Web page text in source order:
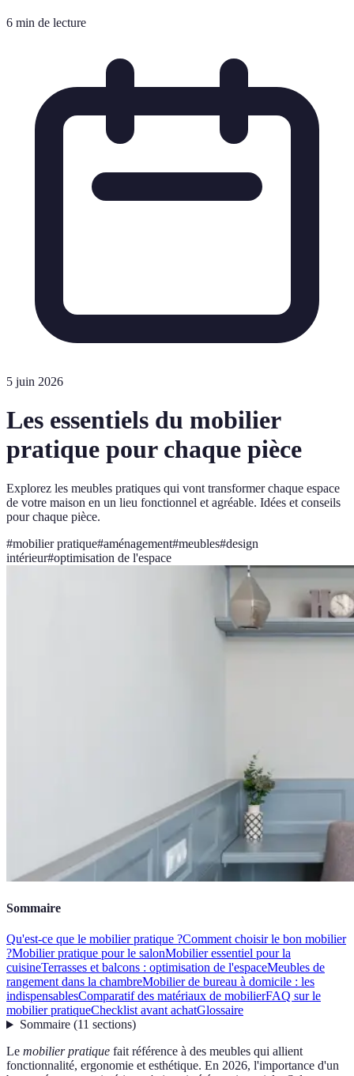
6 min de lecture
5 juin 2026
Les essentiels du mobilier
pratique pour chaque pièce
Explorez les meubles pratiques qui vont transformer chaque espace
de votre maison en un lieu fonctionnel et agréable. Idées et conseils
pour chaque pièce.
#mobilier pratique#aménagement#meubles#design
intérieur#optimisation de l'espace
Sommaire
Qu'est-ce que le mobilier pratique ?Comment choisir le bon mobilier
?Mobilier pratique pour le salonMobilier essentiel pour la
cuisineTerrasses et balcons : optimisation de l'espaceMeubles de
rangement dans la chambreMobilier de bureau à domicile : les
indispensablesComparatif des matériaux de mobilierFAQ sur le
mobilier pratiqueChecklist avant achatGlossaire
Sommaire(11 sections)
Le mobilier pratique fait référence à des meubles qui allient
fonctionnalité, ergonomie et esthétique. En 2026, l'importance d'un